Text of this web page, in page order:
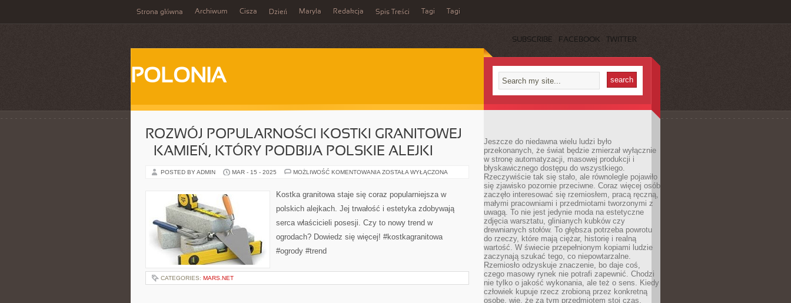
Strona główna Archiwum Cisza Dzień Maryla Redakcja Spis Treści Tagi Tagi
SUBSCRIBE FACEBOOK TWITTER
POLONIA
ROZWÓJ POPULARNOŚCI KOSTKI GRANITOWEJ
– KAMIEŃ, KTÓRY PODBIJA POLSKIE ALEJKI
POSTED BY ADMIN MAR - 15 - 2025 MOŻLIWOŚĆ KOMENTOWANIA ROZWÓJ
GRANITOWEJ
–
KTÓRY
POLSKIE
ZOSTAŁA WYŁĄCZONA
Kostka granitowa staje się coraz popularniejsza w
polskich alejkach. Jej trwałość i estetyka zdobywają
serca właścicieli posesji. Czy to nowy trend w
ogrodach? Dowiedz się więcej! #kostkagranitowa
#ogrody #trend
CATEGORIES: MARS.NET
Jeszcze do niedawna wielu ludzi było
przekonanych, że świat będzie zmierzał wyłącznie
w stronę automatyzacji, masowej produkcji i
błyskawicznego dostępu do wszystkiego.
Rzeczywiście tak się stało, ale równolegle pojawiło
się zjawisko pozornie przeciwne. Coraz więcej osób
zaczęło interesować się rzemiosłem, pracą ręczną,
małymi pracowniami i przedmiotami tworzonymi z
uwagą. To nie jest jedynie moda na estetyczne
zdjęcia warsztatu, glinianych kubków czy
drewnianych stołów. To głębsza potrzeba powrotu
do rzeczy, które mają ciężar, historię i realną
wartość. W świecie przepełnionym kopiami ludzie
zaczynają szukać tego, co niepowtarzalne.
Rzemiosło odzyskuje znaczenie, bo daje coś,
czego masowy rynek nie potrafi zapewnić. Chodzi
nie tylko o jakość wykonania, ale też o sens. Kiedy
człowiek kupuje rzecz zrobioną przez konkretną
osobę, wie, że za tym przedmiotem stoi czas,